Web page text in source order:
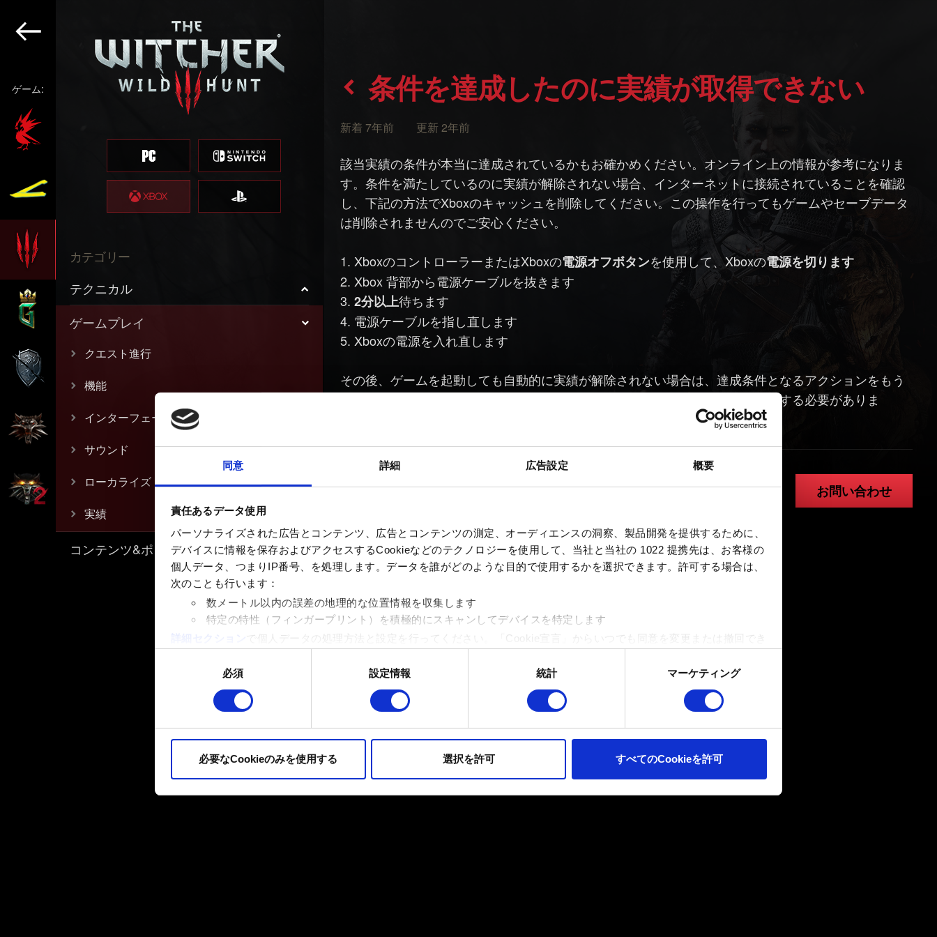
同意 詳細 広告設定 概要
責任あるデータ使用
パーソナライズされた広告とコンテンツ、広告とコンテンツの測定、オーディエンスの洞察、製品開発を提供するために、
デバイスに情報を保存およびアクセスするCookieなどのテクノロジーを使用して、当社と当社の 1022 提携先は、お客様の
個人データ、つまりIP番号、を処理します。データを誰がどのような目的で使用するかを選択できます。 許可する場合は、
次のことも行います：
数メートル以内の誤差の地理的な位置情報を収集します
特定の特性（フィンガープリント）を積極的にスキャンしてデバイスを特定します
で個人データの処理方法と設定を行ってください。「Cookie宣言」からいつでも同意を変更または撤回でき
一部のCookieはウェブサイトの機能を正常にお使いいただくために必要なものです。その他のCookieは、ウェブサイトの
品質向上のために、オプションとして技術的およびコンテンツ関連のフィードバックを送信します。また、ソーシャルメデ
ます。お客様の許可なくこれらのオプションが有効になることはありません。
必須 設定情報 統計 マーケティング
必要なCookieのみを使用する 選択を許可 すべてのCookieを許可
ゲーム:
カテゴリー
テクニカル
ゲームプレイ
クエスト進行
機能
インターフェースとグラフィック
サウンド
ローカライズ
実績
コンテンツ&ポリシー
条件を達成したのに実績が取得できない
新着 7年前 更新 2年前
該当実績の条件が本当に達成されているかもお確かめください。オンライン上の情報が参考になりま
す。条件を満たしているのに実績が解除されない場合、インターネットに接続されていることを確認
し、下記の方法でXboxのキャッシュを削除してください。この操作を行ってもゲームやセーブデータ
は削除されませんのでご安心ください。
1. XboxのコントローラーまたはXboxの電源オフボタンを使用して、Xboxの電源を切ります
2. Xbox 背部から電源ケーブルを抜きます
3. 2分以上待ちます
4. 電源ケーブルを指し直します
5. Xboxの電源を入れ直します
その後、ゲームを起動しても自動的に実績が解除されない場合は、達成条件となるアクションをもう
一度行ってみてください（場合によっては条件達成前のセーブデータをロードする必要がありま
お困りですか お問い合わせ